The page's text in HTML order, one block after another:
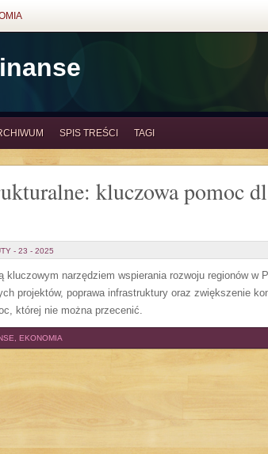
SPIS TREŚCI TAGI
kluczowa pomoc
- 23 - 2025
kluczowym narzędziem wspierania rozwoju regionów w
projektów, poprawa infrastruktury oraz zwiększenie
której nie można przecenić.
EKONOMIA